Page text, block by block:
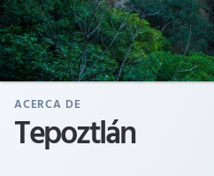
ACERCA DE
Tepoztlán